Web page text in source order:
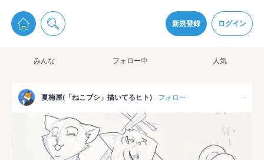
新規登録 ログイン
pixiv Sketchは2024年5月28日付で プライパシーポリシーを改定しました。
通知を受け取るにはここをクリックします
pixiv Sketchアプリでさらに快適に！
みんな フォロー中 人気
夏梅屋(「ねこブシ」描いてるヒト) フォロー --